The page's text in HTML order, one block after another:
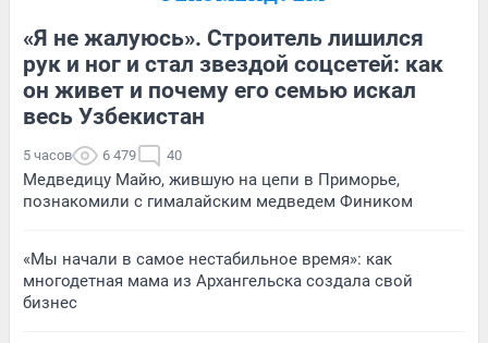
«Я не жалуюсь». Строитель лишился
рук и ног и стал звездой соцсетей: как
он живет и почему его семью искал
весь Узбекистан
5 часов 6 479 40
Медведицу Майю, жившую на цепи в Приморье,
познакомили с гималайским медведем Фиником
«Мы начали в самое нестабильное время»: как
многодетная мама из Архангельска создала свой
бизнес